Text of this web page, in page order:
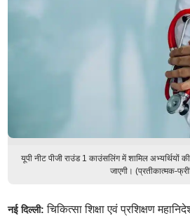
यूपी नीट पीजी राउंड 1 काउंसलिंग में शामिल अभ्यर्थियों
जाएगी। (प्रतीकात्मक-
नई दिल्ली: चिकित्सा शिक्षा एवं प्रशिक्षण